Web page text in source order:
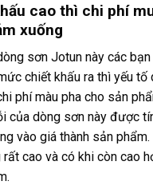
cao thì chi phí
xuống
sơn Jotun này các
chiết khấu ra thì yếu tố
phí màu pha cho sản
của dòng sơn này được
vào giá thành sản
cao và có khi còn cao